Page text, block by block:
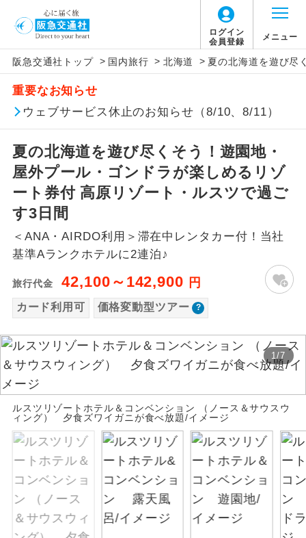
ログイン
会員登録
メニュー
阪急交通社トップ > 国内旅行 > 北海道 > 夏の北海道を遊び尽
重要なお知らせ
ウェブサービス休止のお知らせ（8/10、8/11）
夏の北海道を遊び尽くそう！遊園地・
屋外プール・ゴンドラが楽しめるリゾ
ート券付 高原リゾート・ルスツで過ご
す3日間
＜ANA・AIRDO利用＞滞在中レンタカー付！当社
基準Aランクホテルに2連泊♪
旅行代金 42,100～142,900 円
カード利用可 価格変動型ツアー
1/7
ルスツリゾートホテル＆コンベンション （ノース＆サウスウ
ィング） 夕食ズワイガニが食べ放題/イメージ
アイコン 説明
添乗員同行
往路出発空港（駅）から復路到着空港
（駅）まで同行します。
現地添乗員同
行
現地到着空港（駅）から最終日出発空港
（駅）まで添乗員が同行します。
バスガイド乗
務
バスガイドが乗務し、車内での観光案内
新コース 初登場のコースです。
世界遺産
ユネスコに登録されている文化遺産や自
然遺産を訪ねるコースです。
絶景スポットに立ち寄るコースです。
温泉 温泉地にも宿泊するコースです。
露天風呂
ご宿泊ホテルに露天風呂が付いていま
す。
大浴場
全食事付き
全てのお食事が付いていますので、お食
事の心配はいりません。（機内食を除
く）
「価格変動型ツアー」に関するご案内
価格変動型ツアーとは
賃」を利用したツアーです。
お申し込み時期・ご利用便の空席状況に
よって料金が変動いたします。
以下の注意事項をあらかじめご了承いただき
ますようお願いいたします。
お支払いについて
お支払いは、クレジットカード決済のみとな
ります。
お申し込みの最後にクレジットカード決済を
していただき、決済手続き完了をもちまし
て、ご旅行の契約が成立となります。
ご予約方法について
ウェブ限定コースとなりますので、コールセ
ンター及びカウンターでのお申し込みはでき
ません。